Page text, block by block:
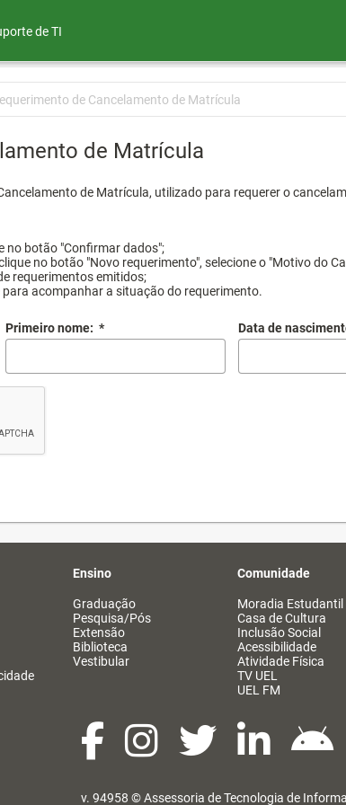
de TI
de Cancelamento de Matrícula
de Matrícula
de Matrícula, utilizado para requerer o
no botão "Confirmar dados";
no botão "Novo requerimento", selecione o "Motivo do
requerimentos emitidos;
acompanhar a situação do requerimento.
Primeiro nome: * Data de
Ensino
Graduação
Pesquisa/Pós
Extensão
Biblioteca
Vestibular
Comunidade
Moradia Estudantil
Casa de Cultura
Inclusão Social
Acessibilidade
Atividade Física
TV UEL
UEL FM
v. 94958 ©Assessoria de Tecnologia de